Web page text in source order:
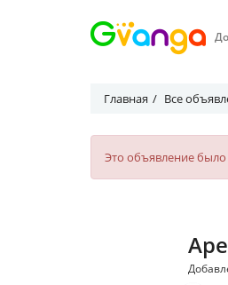
Главная Все
Это объявление